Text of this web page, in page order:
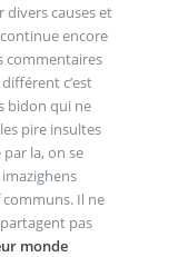
causes et
encore
commentaires
c’est
bidon qui ne
pire insultes
par la, on se
Il ne
pas
monde